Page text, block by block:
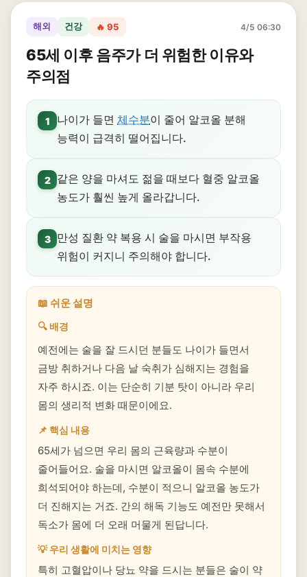
해외 건강 🔥 95 4/5 06:30
65세 이후 음주가 더 위험한 이유와
주의점
1 나이가 들면 체수분이 줄어 알코올 분해
능력이 급격히 떨어집니다.
2
같은 양을 마셔도 젊을 때보다 혈중 알코올
농도가 훨씬 높게 올라갑니다.
3
만성 질환 약 복용 시 술을 마시면 부작용
위험이 커지니 주의해야 합니다.
📖 쉬운 설명
🔍 배경
예전에는 술을 잘 드시던 분들도 나이가 들면서
금방 취하거나 다음 날 숙취가 심해지는 경험을
자주 하시죠. 이는 단순히 기분 탓이 아니라 우리
몸의 생리적 변화 때문이에요.
📌 핵심 내용
65세가 넘으면 우리 몸의 근육량과 수분이
줄어들어요. 술을 마시면 알코올이 몸속 수분에
희석되어야 하는데, 수분이 적으니 알코올 농도가
더 진해지는 거죠. 간의 해독 기능도 예전만 못해서
독소가 몸에 더 오래 머물게 된답니다.
💡 우리 생활에 미치는 영향
특히 고혈압이나 당뇨 약을 드시는 분들은 술이 약